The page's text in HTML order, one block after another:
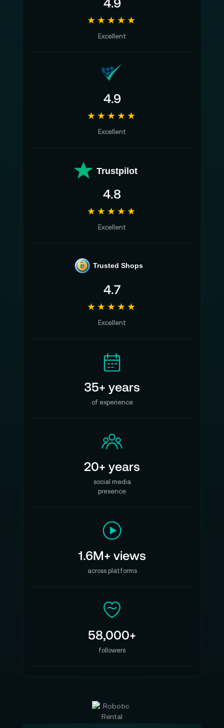
★★★★★
Excellent
4.9
★★★★★
Excellent
Trustpilot
4.8
★★★★★
Excellent
e Trusted Shops
4.7
★★★★★
Excellent
35+ years
of experience
20+ years
social media
presence
1.6M+ views
across platforms
58,000+
followers